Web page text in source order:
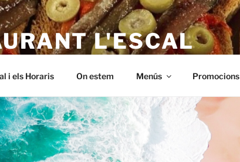
L'ESCAL
i els Horaris On estem Menús Promocions